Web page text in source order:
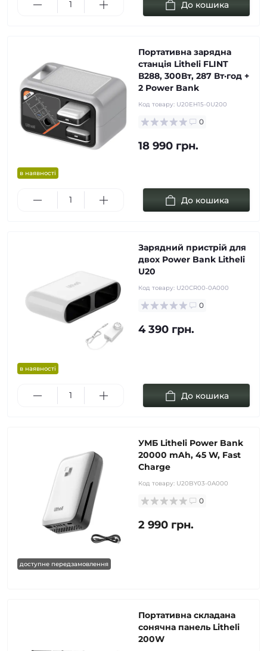
До кошика
в наявності
Портативна зарядна
станція Litheli FLINT
В288, 300Вт, 287 Вт·год +
2 Power Bank
Код товару: U20EH15-0U200
0
18 990 грн.
До кошика
в наявності
Зарядний пристрій для
двох Power Bank Litheli
U20
Код товару: U20CR00-0A000
0
4 390 грн.
До кошика
доступне передзамовлення
УМБ Litheli Power Bank
20000 mAh, 45 W, Fast
Charge
Код товару: U20BY03-0A000
0
2 990 грн.
Портативна складана
сонячна панель Litheli
200W